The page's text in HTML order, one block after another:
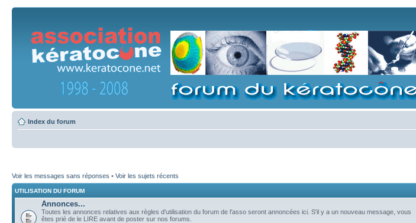
Index du forum
Voir les messages sans réponses • Voir les sujets récents
UTILISATION DU FORUM
Annonces...
Toutes les annonces relatives aux règles d'utilisation du forum de l'asso seront annoncées ici. S'il y a un nouveau message, vous
êtes prié de le LIRE avant de poster sur nos forums.